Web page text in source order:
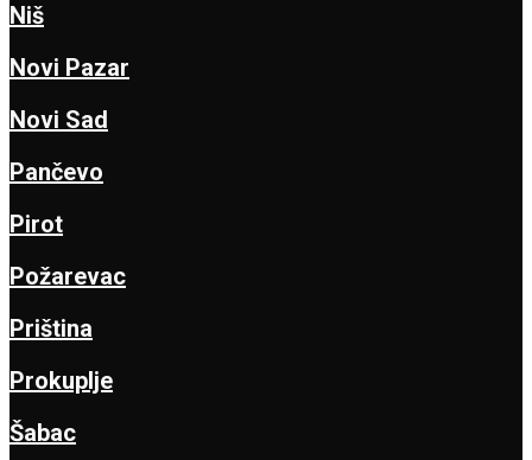
Niš
Novi Pazar
Novi Sad
Pančevo
Pirot
Požarevac
Priština
Prokuplje
Šabac